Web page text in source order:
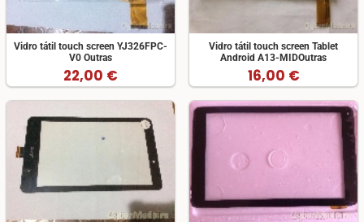
Vidro tátil touch screen YJ326FPC-
V0 Outras
22,00 €
Vidro tátil touch screen Tablet
Android A13-MIDOutras
16,00 €